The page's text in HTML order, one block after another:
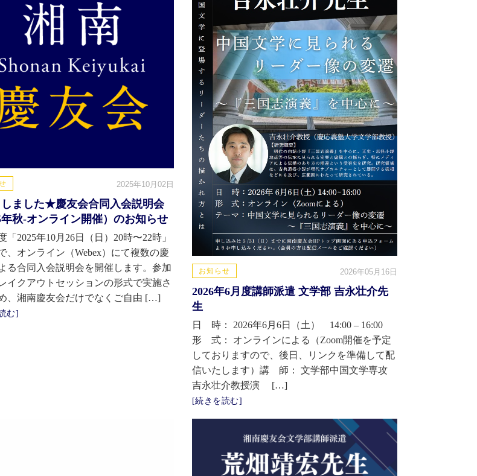
2025年10月02日
ました★慶友会合同入会説明会
年秋-オンライン開催）のお知らせ
2025年10月26日（日）20時〜22時」
、オンライン（Webex）にて複数の慶
る合同入会説明会を開催します。参加
イクアウトセッションの形式で実施さ
、湘南慶友会だけでなくご自由 […]
む]
お知らせ 2026年05月16日
2026年6月度講師派遣 文学部 吉永壮介先
生
日 時： 2026年6月6日（土） 14:00 – 16:00
形 式： オンラインによる（Zoom開催を予定
しておりますので、後日、リンクを準備して配
信いたします）講 師： 文学部中国文学専攻
吉永壮介教授演 […]
[続きを読む]